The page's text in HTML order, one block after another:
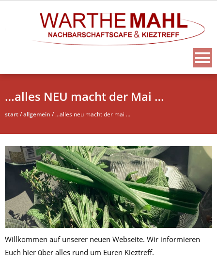
…alles NEU macht der Mai …
start/allgemein / …alles neu macht der mai …
Willkommen auf unserer neuen Webseite. Wir informieren
Euch hier über alles rund um Euren Kieztreff.